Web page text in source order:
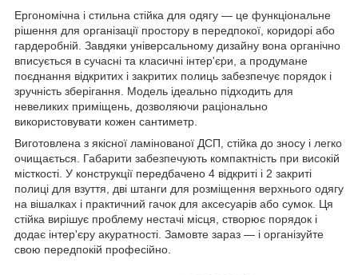
Ергономічна і стильна стійка для одягу — це функціональне
рішення для організації простору в передпокої, коридорі або
гардеробній. Завдяки універсальному дизайну вона органічно
вписується в сучасні та класичні інтер'єри, а продумане
поєднання відкритих і закритих полиць забезпечує порядок і
зручність зберігання. Модель ідеально підходить для
невеликих приміщень, дозволяючи раціонально
використовувати кожен сантиметр.
Виготовлена з якісної ламінованої ДСП, стійка до зносу і легко
очищається. Габарити забезпечують компактність при високій
місткості. У конструкції передбачено 4 відкриті і 2 закриті
полиці для взуття, дві штанги для розміщення верхнього одягу
на вішалках і практичний гачок для аксесуарів або сумок. Ця
стійка вирішує проблему нестачі місця, створює порядок і
додає інтер'єру акуратності. Замовте зараз — і організуйте
свою передпокій професійно.